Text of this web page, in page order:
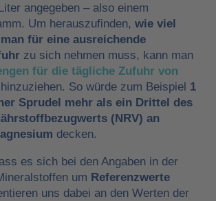
angegeben – also einem
Um herauszufinden, wie viel
für eine ausreichende
zu sich nehmen muss, kann man
für die tägliche Zufuhr von
hinzuziehen. So würde zum Beispiel 1
Sprudel mehr als ein Drittel des
(NRV) an
decken.
es sich bei den Angaben in der
um Referenzwerte
uns dabei an den Werten der